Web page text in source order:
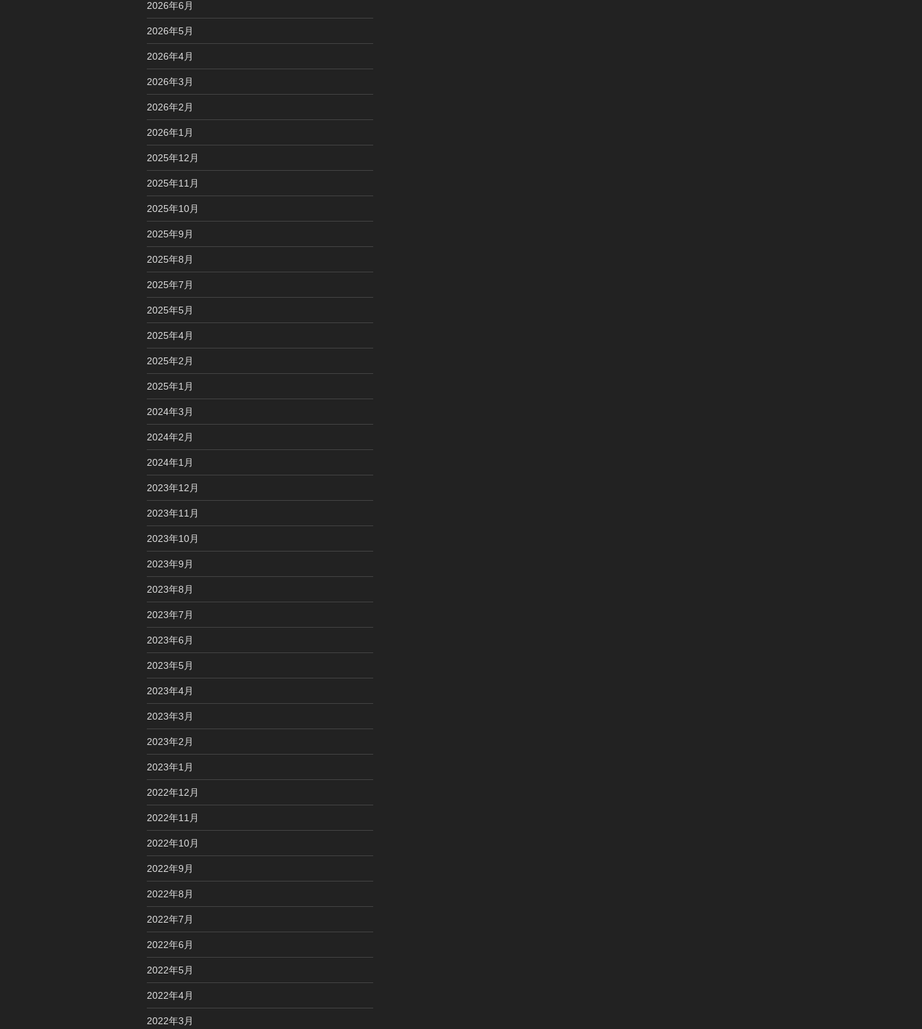
2026年6月
2026年5月
2026年4月
2026年3月
2026年2月
2026年1月
2025年12月
2025年11月
2025年10月
2025年9月
2025年8月
2025年7月
2025年5月
2025年4月
2025年2月
2025年1月
2024年3月
2024年2月
2024年1月
2023年12月
2023年11月
2023年10月
2023年9月
2023年8月
2023年7月
2023年6月
2023年5月
2023年4月
2023年3月
2023年2月
2023年1月
2022年12月
2022年11月
2022年10月
2022年9月
2022年8月
2022年7月
2022年6月
2022年5月
2022年4月
2022年3月